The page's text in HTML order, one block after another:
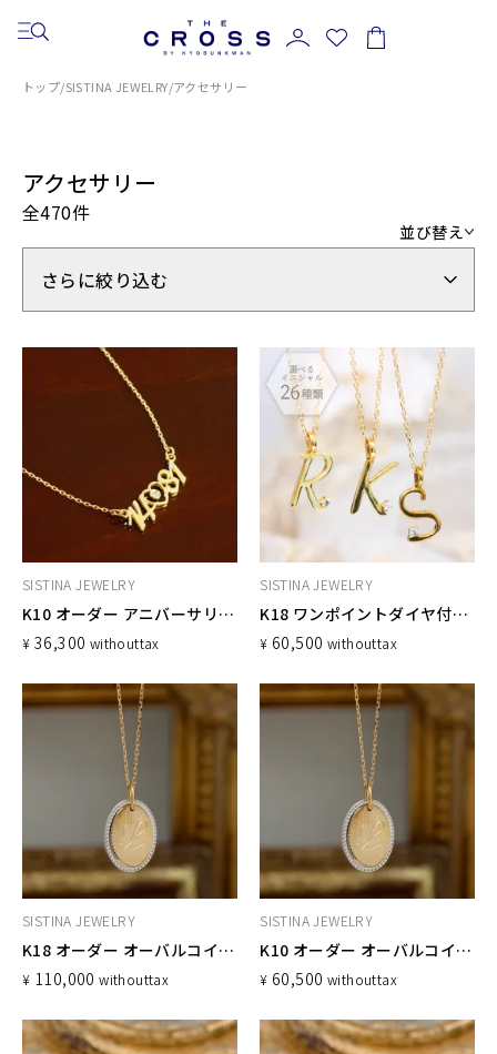
トップ/SISTINA JEWELRY/アクセサリー
アクセサリー
全470件
さらに絞り込む
並び替え
SISTINA JEWELRY
K10 オーダー アニバーサリーネックレス
¥ 36,300 withouttax
SISTINA JEWELRY
K18 ワンポイントダイヤ付き イニシャルネックレス
¥ 60,500 withouttax
SISTINA JEWELRY
K18 オーダー オーバルコインネックレス
¥ 110,000 withouttax
SISTINA JEWELRY
K10 オーダー オーバルコインネックレス
¥ 60,500 withouttax